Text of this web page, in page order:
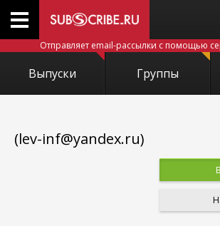
Отправляет email-рассылки с помощью
Выпуски Группы
(lev-inf@yandex.ru)